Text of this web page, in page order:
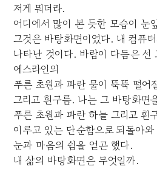
저게 뭐더라.
어디에서 많이 본 듯한 모습이 눈
그것은 바탕화면이었다. 내 컴퓨
나타난 것이다. 바람이 다듬은 선
에스라인의
푸른 초원과 파란 물이 뚝뚝 떨어
그리고 흰구름. 나는 그 바탕화면
푸른 초원과 파란 하늘 그리고 흰
이루고 있는 단순함으로 되돌아
눈과 마음의 쉼을 얻곤 했다.
내 삶의 바탕화면은 무엇일까.